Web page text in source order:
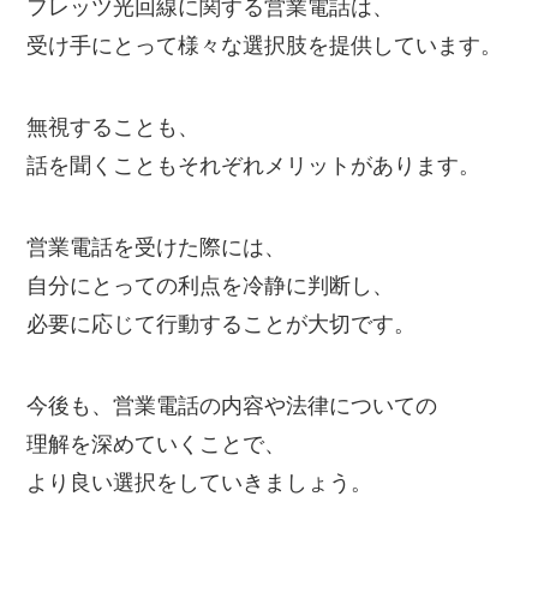
フレッツ光回線に関する営業電話は、
受け手にとって様々な選択肢を提供しています。
無視することも、
話を聞くこともそれぞれメリットがあります。
営業電話を受けた際には、
自分にとっての利点を冷静に判断し、
必要に応じて行動することが大切です。
今後も、営業電話の内容や法律についての
理解を深めていくことで、
より良い選択をしていきましょう。